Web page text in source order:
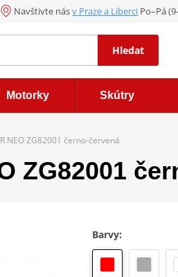
Navštivte násv Praze a Liberci Po–Pá
Hledat
Motorky Skútry
NEO ZG82001 černo-červená
ZG82001
Barvy: